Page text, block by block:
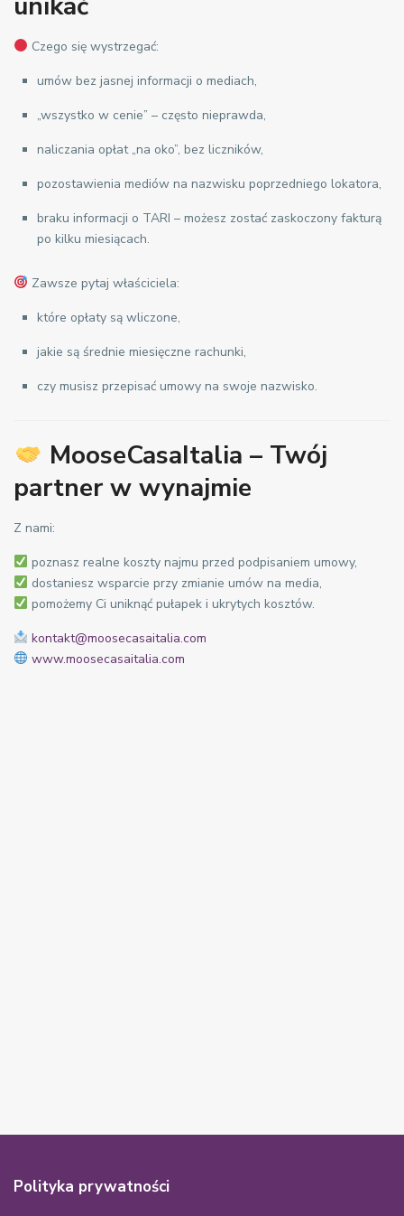
Czego się wystrzegać:
umów bez jasnej informacji o mediach,
„wszystko w cenie” – często nieprawda,
naliczania opłat „na oko”, bez liczników,
pozostawienia mediów na nazwisku poprzedniego lokatora,
braku informacji o TARI – możesz zostać zaskoczony fakturą
po kilku miesiącach.
Zawsze pytaj właściciela:
które opłaty są wliczone,
jakie są średnie miesięczne rachunki,
czy musisz przepisać umowy na swoje nazwisko.
MooseCasaItalia – Twój
partner w wynajmie
Z nami:
poznasz realne koszty najmu przed podpisaniem umowy,
dostaniesz wsparcie przy zmianie umów na media,
pomożemy Ci uniknąć pułapek i ukrytych kosztów.
kontakt@moosecasaitalia.com
www.moosecasaitalia.com
Polityka prywatności